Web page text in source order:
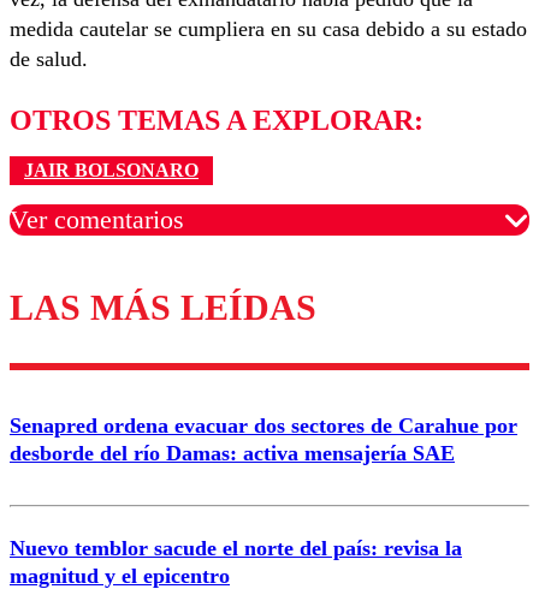
medida cautelar se cumpliera en su casa debido a su estado
de salud.
OTROS TEMAS A EXPLORAR:
JAIR BOLSONARO
Ver comentarios
Los comentarios son moderados para garantizar un
diálogo respetuoso.
Correo
LAS MÁS LEÍDAS
Senapred ordena evacuar dos sectores de Carahue por
desborde del río Damas: activa mensajería SAE
Nuevo temblor sacude el norte del país: revisa la
magnitud y el epicentro